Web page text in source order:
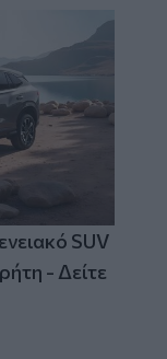
SUV
- Δείτε